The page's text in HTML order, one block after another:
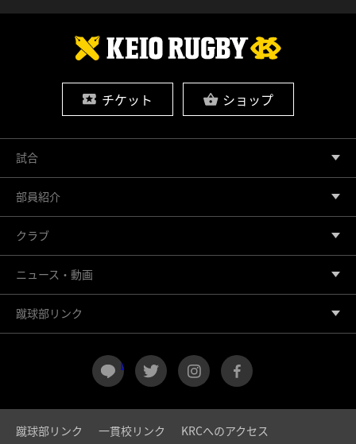
チケット ショップ
LINE twitter instagram
試合
部員紹介
クラブ
ニュース・動画
蹴球部リンク
蹴球部リンク 一貫校リンク KRCへのアクセス